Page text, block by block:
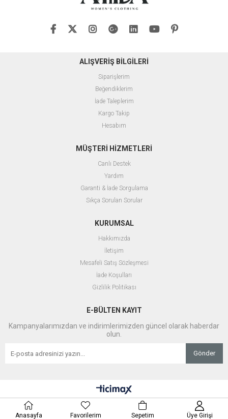
ALIŞVERİŞ BİLGİLERİ
Siparişlerim
Beğendiklerim
İade Taleplerim
Kargo Takip
Hesabım
MÜŞTERİ HİZMETLERİ
Canlı Destek
Yardım
Garanti & İade Sorgulama
Sıkça Sorulan Sorular
KURUMSAL
Hakkımızda
İletişim
Mesafeli Satış Sözleşmesi
İade Koşulları
Gizlilik Politikası
E-BÜLTEN KAYIT
Kampanyalarımızdan ve indirimlerimizden güncel olarak haberdar
olun.
Gönder
Anasayfa Favorilerim Sepetim Üye Girişi